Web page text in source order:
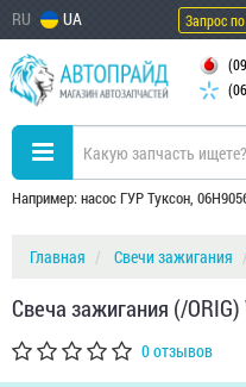
RU UA Запрос
Например: насос ГУР Туксон,
Главная Свечи зажигания
Свеча зажигания (/ORIG)
0 отзывов